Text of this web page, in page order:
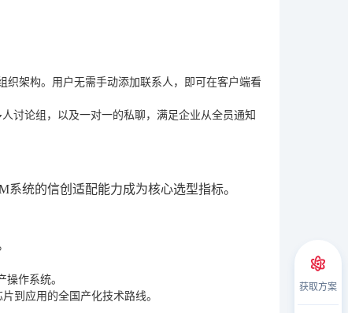
织架构。用户无需手动添加联系人，即可在客户端看
讨论组，以及一对一的私聊，满足企业从全员通知
统的信创适配能力成为核心选型指标。
作系统。
到应用的全国产化技术路线。
获取方案